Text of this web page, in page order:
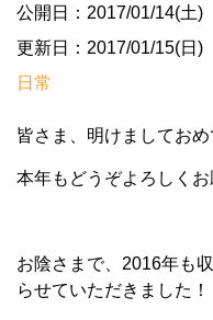
公開日：2017/01/14(土)
更新日：2017/01/15(日)
日常
皆さま、明けましてお
本年もどうぞよろしくお
お陰さまで、2016年も
らせていただきました！